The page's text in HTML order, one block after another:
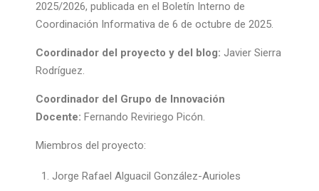
2025/2026, publicada en el Boletín Interno de
Coordinación Informativa de 6 de octubre de 2025.
Coordinador del proyecto y del blog: Javier Sierra
Rodríguez.
Coordinador del Grupo de Innovación
Docente: Fernando Reviriego Picón.
Miembros del proyecto:
Jorge Rafael Alguacil González-Aurioles